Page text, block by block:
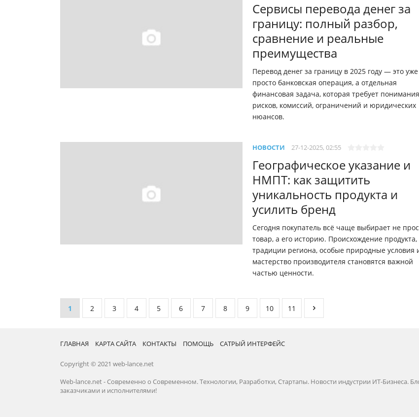
Сервисы перевода денег за
границу: полный разбор,
сравнение и реальные
преимущества
Перевод денег за границу в 2025 году — это
просто банковская операция, а отдельная
финансовая задача, которая требует понимания
рисков, комиссий, ограничений и юридических
нюансов.
НОВОСТИ 27-12-2025, 02:55
Географическое указание и
НМПТ: как защитить
уникальность продукта и
усилить бренд
Сегодня покупатель всё чаще выбирает не
товар, а его историю. Происхождение продукта,
традиции региона, особые природные условия
мастерство производителя становятся важной
частью ценности.
1 2 3 4 5 6 7 8 9 10 11
ГЛАВНАЯ КАРТА САЙТА КОНТАКТЫ ПОМОЩЬ САТРЫЙ ИНТЕРФЕЙС
Copyright © 2021 web-lance.net
Web-lance.net - Современно о Современном. Технологии, Разработки, Стартапы. Новости индустрии ИТ-Бизнеса.
заказчиками и исполнителями!